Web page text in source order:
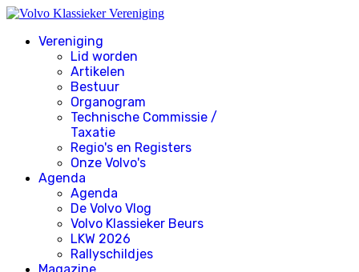
Vereniging
Lid worden
Artikelen
Bestuur
Organogram
Technische Commissie /
Taxatie
Regio's en Registers
Onze Volvo's
Agenda
Agenda
De Volvo Vlog
Volvo Klassieker Beurs
LKW 2026
Rallyschildjes